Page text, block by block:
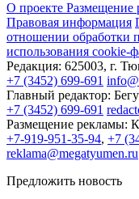
О проекте Размещение
Правовая информация
отношении обработки
использования cookie-
Редакция: 625003, г.
+7 (3452) 699-691
Главный редактор:
+7 (3452) 699-691
Размещение рекламы:
+7-919-951-35-94, +7
reklama@megatyumen.ru
Предложить новость